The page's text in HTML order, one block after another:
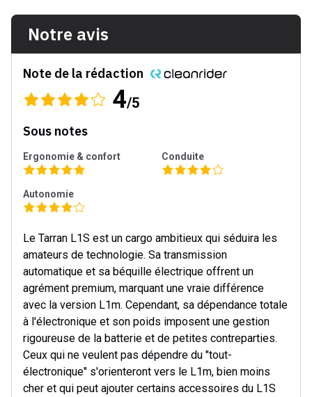
Notre avis
Note de la rédaction
4/5
Sous notes
Ergonomie & confort Conduite
Autonomie
Le Tarran L1S est un cargo ambitieux qui séduira les
amateurs de technologie. Sa transmission
automatique et sa béquille électrique offrent un
agrément premium, marquant une vraie différence
avec la version L1m. Cependant, sa dépendance totale
à l'électronique et son poids imposent une gestion
rigoureuse de la batterie et de petites contreparties.
Ceux qui ne veulent pas dépendre du "tout-
électronique" s'orienteront vers le L1m, bien moins
cher et qui peut ajouter certains accessoires du L1S